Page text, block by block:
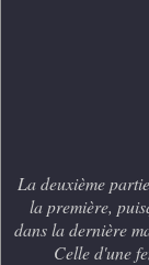
La deuxième
la première,
dans la dernière
Celle d'une